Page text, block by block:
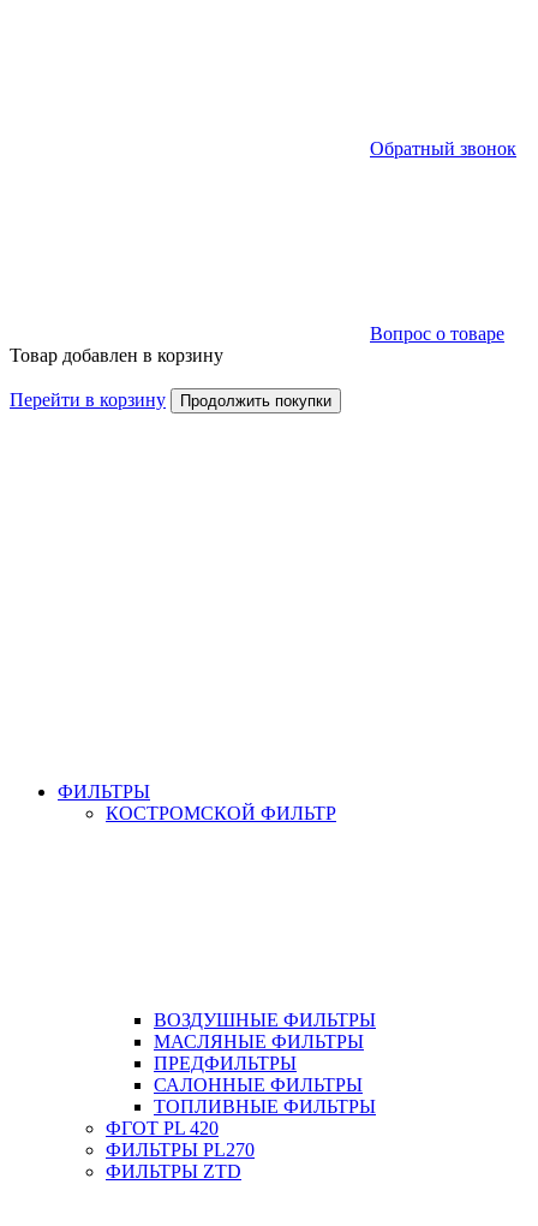
Обратный звонок
Вопрос о товаре
Товар добавлен в корзину
Перейти в корзину Продолжить покупки
ФИЛЬТРЫ
КОСТРОМСКОЙ ФИЛЬТР
ВОЗДУШНЫЕ ФИЛЬТРЫ
МАСЛЯНЫЕ ФИЛЬТРЫ
ПРЕДФИЛЬТРЫ
САЛОННЫЕ ФИЛЬТРЫ
ТОПЛИВНЫЕ ФИЛЬТРЫ
ФГОТ PL 420
ФИЛЬТРЫ PL270
ФИЛЬТРЫ ZTD